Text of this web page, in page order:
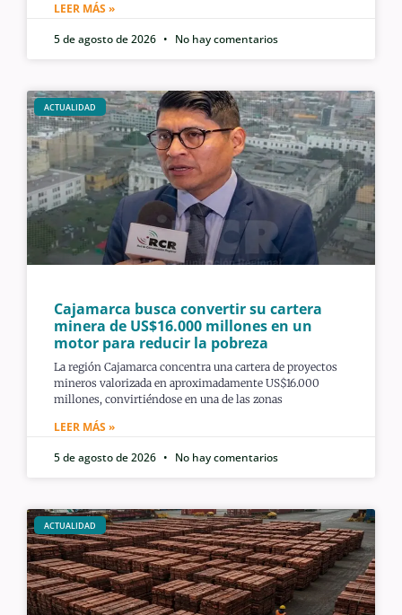
LEER MÁS »
5 de agosto de 2026
No hay comentarios
ACTUALIDAD
Cajamarca busca convertir su cartera
minera de US$16.000 millones en un
motor para reducir la pobreza
La región Cajamarca concentra una cartera de proyectos
mineros valorizada en aproximadamente US$16.000
millones, convirtiéndose en una de las zonas
LEER MÁS »
5 de agosto de 2026
No hay comentarios
ACTUALIDAD